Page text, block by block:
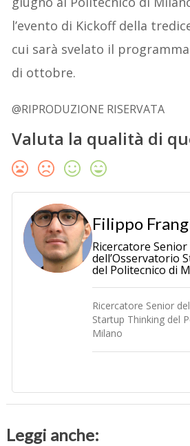
l’evento di Kickoff della
cui sarà svelato il
di ottobre.
@RIPRODUZIONE RISERVATA
Valuta la qualità di
Filippo
Ricercatore Senior
dell’Osservatorio
del Politecnico di
Ricercatore Senior
Startup Thinking del
Milano
Leggi anche: